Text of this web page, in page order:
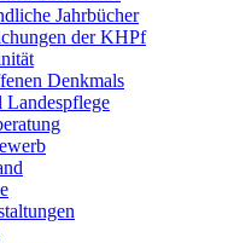
Jahrbücher
der KHPf
Denkmals
Landespflege